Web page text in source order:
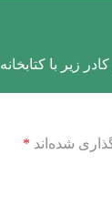
زیر با
شده‌اند *